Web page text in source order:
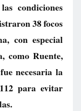
condiciones
38 focos
con especial
como Ruente,
necesaria la
para evitar